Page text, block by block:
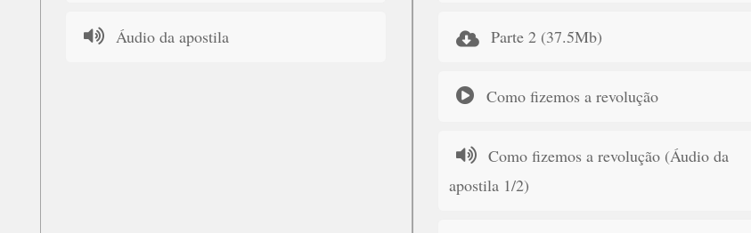
Áudio da apostila Parte 2 (37.5Mb)
Como fizemos a revolução
Como fizemos a revolução (Áudio da
apostila 1/2)